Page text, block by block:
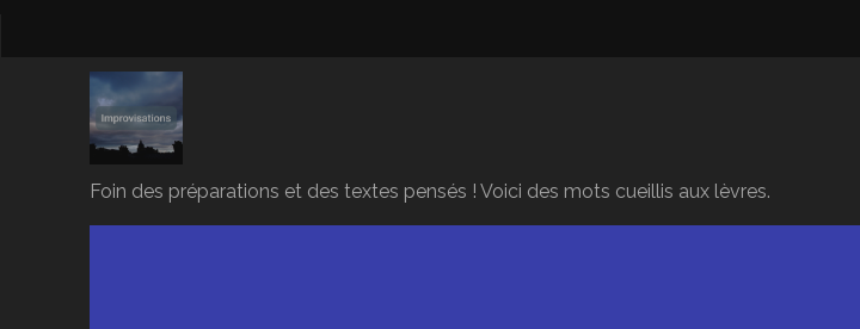
Foin des préparations et des textes pensés ! Voici des mots cueillis aux lèvres.